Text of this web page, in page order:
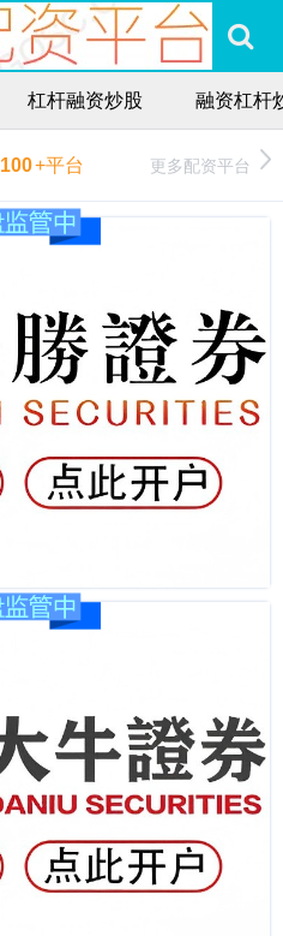
杠杆融资炒股 融资杠杆
100+平台 更多配资平台